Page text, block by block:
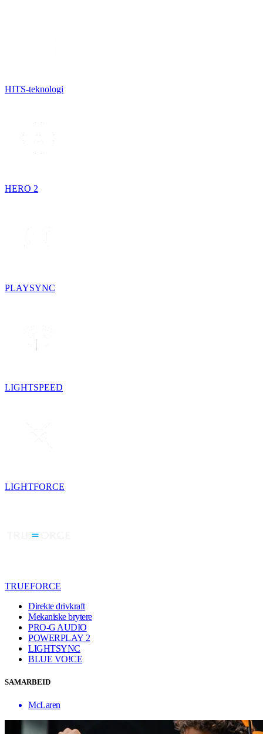
HITS-teknologi
HERO 2
PLAYSYNC
LIGHTSPEED
LIGHTFORCE
TRUEFORCE
Direkte drivkraft
Mekaniske brytere
PRO-G AUDIO
POWERPLAY 2
LIGHTSYNC
BLUE VO!CE
SAMARBEID
McLaren